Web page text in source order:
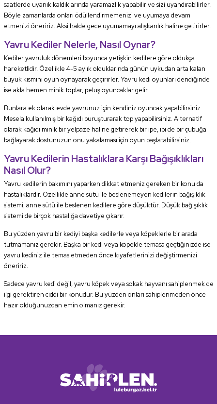
saatlerde uyanık kaldıklarında yaramazlık yapabilir ve sizi uyandırabilirler.
Böyle zamanlarda onları ödüllendirmemenizi ve uyumaya devam
etmenizi öneririz. Aksi halde gece uyumamayı alışkanlık haline getirirler.
Yavru Kediler Nelerle, Nasıl Oynar?
Kediler yavruluk dönemleri boyunca yetişkin kedilere göre oldukça
hareketlidir. Özellikle 4-5 aylık olduklarında günün uykudan arta kalan
büyük kısmını oyun oynayarak geçirirler. Yavru kedi oyunları dendiğinde
ise akla hemen minik toplar, peluş oyuncaklar gelir.
Bunlara ek olarak evde yavrunuz için kendiniz oyuncak yapabilirsiniz.
Mesela kullanılmış bir kağıdı buruşturarak top yapabilirsiniz. Alternatif
olarak kağıdı minik bir yelpaze haline getirerek bir ipe, ipi de bir çubuğa
bağlayarak dostunuzun onu yakalaması için oyun başlatabilirsiniz.
Yavru Kedilerin Hastalıklara Karşı Bağışıklıkları
Nasıl Olur?
Yavru kedilerin bakımını yaparken dikkat etmeniz gereken bir konu da
hastalıklardır. Özellikle anne sütü ile beslenemeyen kedilerin bağışıklık
sistemi, anne sütü ile beslenen kedilere göre düşüktür. Düşük bağışıklık
sistemi de birçok hastalığa davetiye çıkarır.
Bu yüzden yavru bir kediyi başka kedilerle veya köpeklerle bir arada
tutmamanız gerekir. Başka bir kedi veya köpekle temasa geçtiğinizde ise
yavru kediniz ile temas etmeden önce kıyafetlerinizi değiştirmenizi
öneririz.
Sadece yavru kedi değil, yavru köpek veya sokak hayvanı sahiplenmek de
ilgi gerektiren ciddi bir konudur. Bu yüzden onları sahiplenmeden önce
hazır olduğunuzdan emin olmanız gerekir.